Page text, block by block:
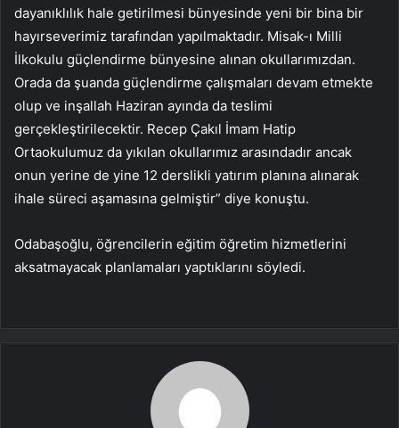
dayanıklılık hale getirilmesi bünyesinde yeni bir bina bir
hayırseverimiz tarafından yapılmaktadır. Misak-ı Milli
İlkokulu güçlendirme bünyesine alınan okullarımızdan.
Orada da şuanda güçlendirme çalışmaları devam etmekte
olup ve inşallah Haziran ayında da teslimi
gerçekleştirilecektir. Recep Çakıl İmam Hatip
Ortaokulumuz da yıkılan okullarımız arasındadır ancak
onun yerine de yine 12 derslikli yatırım planına alınarak
ihale süreci aşamasına gelmiştir” diye konuştu.
Odabaşoğlu, öğrencilerin eğitim öğretim hizmetlerini
aksatmayacak planlamaları yaptıklarını söyledi.